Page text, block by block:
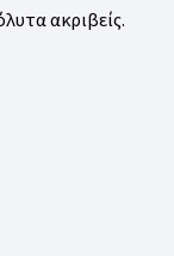
ακριβείς.